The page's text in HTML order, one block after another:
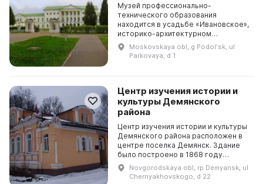
Музей профессионально-
технического образования
находится в усадьбе «Ивановское»,
историко-архитектурном
памятнике федерального значения
в городе Подольске на берегу
реки Пахры. Он был открыт
Moskovskaya obl, g Podolʹsk, ul
Parkovaya, d 1
Центр изучения истории и
культуры Демянского
района
Центр изучения истории и культуры
Демянского района расположен в
центре поселка Демянск. Здание
было построено в 1868 году
купцом Григорием Максимовичем
Сметаниным и в 1901 году уже было
Novgorodskaya obl, rp Demyansk, ul
Chernyakhovskogo, d 22